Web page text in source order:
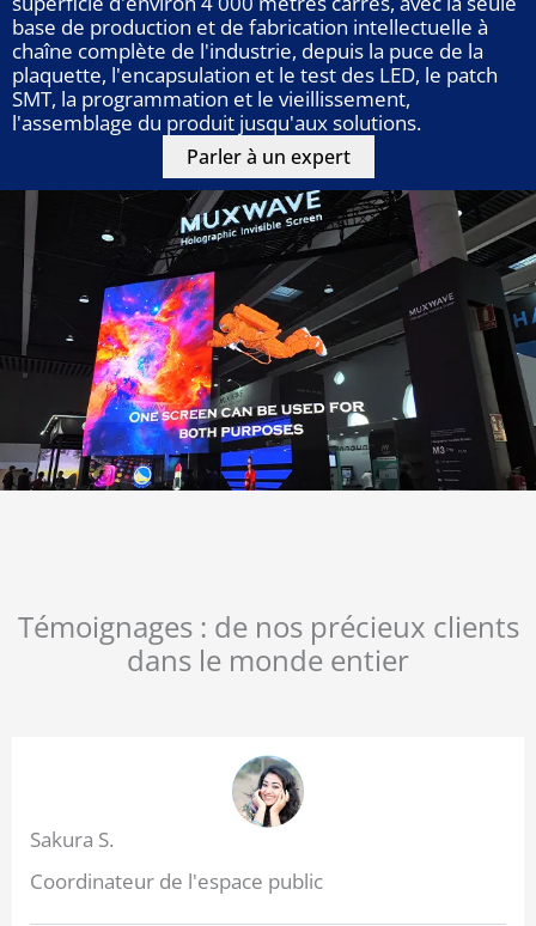
base de production et de fabrication intellectuelle à
chaîne complète de l'industrie, depuis la puce de la
plaquette, l'encapsulation et le test des LED, le patch
SMT, la programmation et le vieillissement,
l'assemblage du produit jusqu'aux solutions.
Parler à un expert
Témoignages : de nos précieux clients
dans le monde entier
Sakura S.
Coordinateur de l'espace public